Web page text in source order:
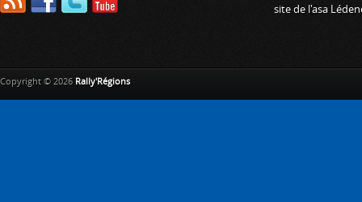
site de l'asa
Copyright © 2026 Rally'Régions